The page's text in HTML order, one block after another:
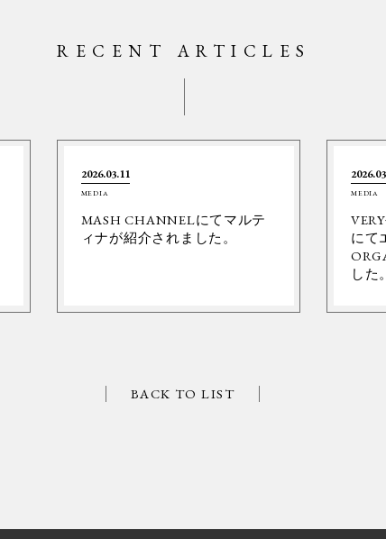
RECENT ARTICLES
2026.03.11
MEDIA
MASH CHANNELにてマルテ
ィナが紹介されました。
MEDIA
にて
した。
BACK TO LIST